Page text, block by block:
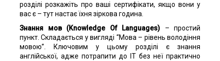
розділі розкажіть про ваші сертифікати, якщо вони у
вас є – тут настає їхня зіркова година.
Знання мов (Knowledge Of Languages) – простий
пункт. Складається у вигляді “Мова – рівень володіння
мовою”. Ключовим у цьому розділі є знання
англійської, адже потрапити до IT без неї практично